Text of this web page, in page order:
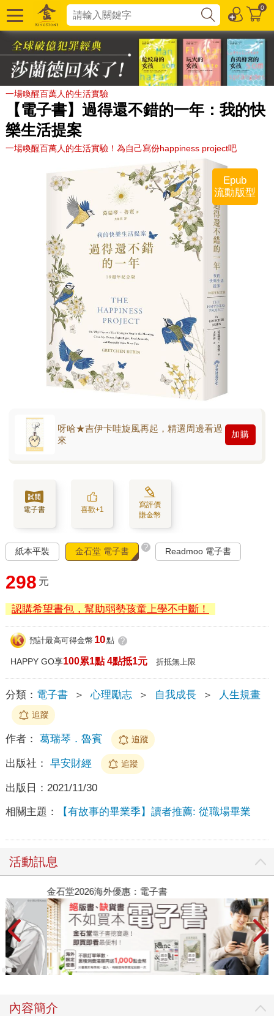
0
一場喚醒百萬人的生活實驗
【電子書】過得還不錯的一年：我的快
樂生活提案
一場喚醒百萬人的生活實驗！為自己寫份happiness project吧
Epub
流動版型
呀哈★吉伊卡哇旋風再起，精選周邊看過
來
加購
電子書 喜歡+1
寫評價
賺金幣
紙本平裝 金石堂 電子書 ? Readmoo 電子書
298 元
認購希望書包，幫助弱勢孩童上學不中斷！
預計最高可得金幣 10點 ?
HAPPY GO享100累1點 4點抵1元 折抵無上限
分類： 電子書 ＞ 心理勵志 ＞ 自我成長 ＞ 人生規畫
追蹤
作者： 葛瑞琴．魯賓 追蹤
出版社： 早安財經 追蹤
出版日： 2021/11/30
相關主題： 【有故事的畢業季】讀者推薦: 從職場畢業
活動訊息
金石堂2026海外優惠：電子書
內容簡介